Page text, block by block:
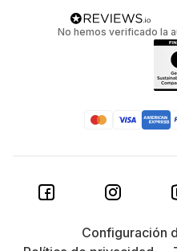
No hemos verificado la
Configuración